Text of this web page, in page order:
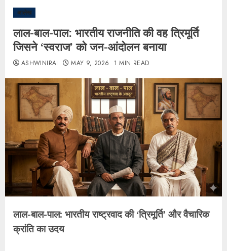
आलेख
लाल-बाल-पाल: भारतीय राजनीति की वह त्रिमूर्ति
जिसने ‘स्वराज’ को जन-आंदोलन बनाया
ASHWINIRAI MAY 9, 2026 1 MIN READ
लाल-बाल-पाल: भारतीय राष्ट्रवाद की ‘त्रिमूर्ति’ और वैचारिक
क्रांति का उदय